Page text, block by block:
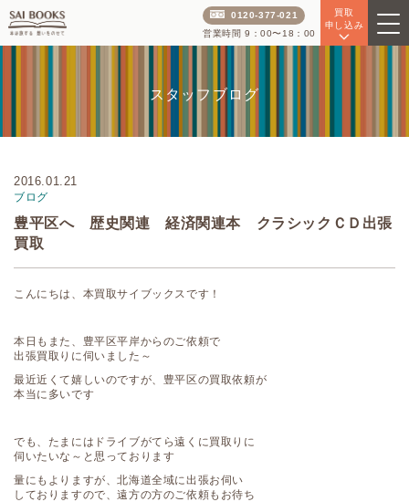
買取
申し込み
0120-377-021
営業時間 9：00〜18：00
スタッフブログ
2016.01.21
ブログ
豊平区へ 歴史関連 経済関連本 クラシックＣＤ出張
買取
こんにちは、本買取サイブックスです！
本日もまた、豊平区平岸からのご依頼で
出張買取りに伺いました～
最近近くて嬉しいのですが、豊平区の買取依頼が
本当に多いです
でも、たまにはドライブがてら遠くに買取りに
伺いたいな～と思っております
量にもよりますが、北海道全域に出張お伺い
しておりますので、遠方の方のご依頼もお待ち